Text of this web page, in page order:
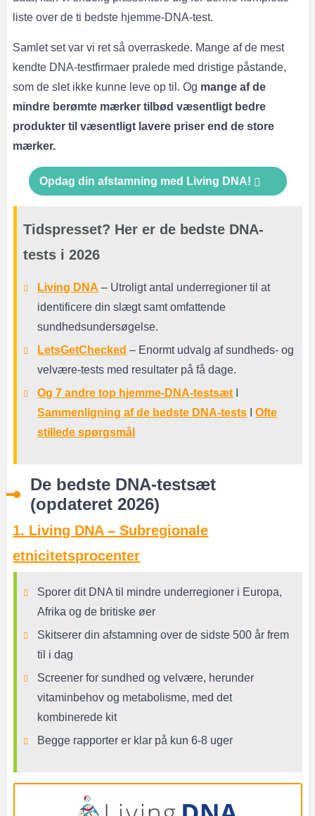
liste over de ti bedste hjemme-DNA-test.
Samlet set var vi ret så overraskede. Mange af de mest
kendte DNA-testfirmaer pralede med dristige påstande,
som de slet ikke kunne leve op til. Og mange af de
mindre berømte mærker tilbød væsentligt bedre
produkter til væsentligt lavere priser end de store
mærker.
Opdag din afstamning med Living DNA!
Tidspresset? Her er de bedste DNA-
tests i 2026
Living DNA – Utroligt antal underregioner til at
identificere din slægt samt omfattende
sundhedsundersøgelse.
LetsGetChecked – Enormt udvalg af sundheds- og
velvære-tests med resultater på få dage.
Og 7 andre top hjemme-DNA-testsæt
Sammenligning af de bedste DNA-tests IOfte
stillede spørgsmål
De bedste DNA-testsæt
(opdateret 2026)
1. Living DNA – Subregionale
etnicitetsprocenter
Sporer dit DNA til mindre underregioner i Europa,
Afrika og de britiske øer
Skitserer din afstamning over de sidste 500 år frem
til i dag
Screener for sundhed og velvære, herunder
vitaminbehov og metabolisme, med det
kombinerede kit
Begge rapporter er klar på kun 6-8 uger